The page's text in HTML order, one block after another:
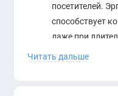
посетителей.
способствует
даже при
Читать дальше